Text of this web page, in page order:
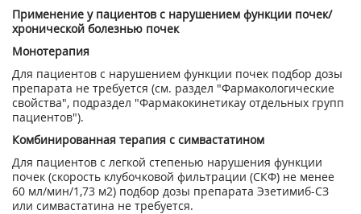
Применение у пациентов с нарушением функции почек/
хронической болезнью почек
Монотерапия
Для пациентов с нарушением функции почек подбор дозы
препарата не требуется (см. раздел "Фармакологические
свойства", подраздел "Фармакокинетикау отдельных групп
пациентов").
Комбинированная терапия с симвастатином
Для пациентов с легкой степенью нарушения функции
почек (скорость клубочковой фильтрации (СКФ) не менее
60 мл/мин/1,73 м2) подбор дозы препарата Эзетимиб-СЗ
или симвастатина не требуется.